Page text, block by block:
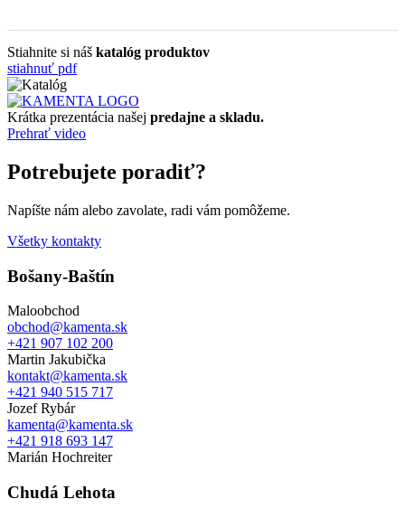
Stiahnite si náš katalóg produktov
stiahnuť pdf
Krátka prezentácia našej predajne a skladu.
Prehrať video
Potrebujete poradiť?
Napíšte nám alebo zavolate, radi vám pomôžeme.
Všetky kontakty
Bošany-Baštín
Maloobchod
obchod@kamenta.sk
+421 907 102 200
Martin Jakubička
kontakt@kamenta.sk
+421 940 515 717
Jozef Rybár
kamenta@kamenta.sk
+421 918 693 147
Marián Hochreiter
Chudá Lehota